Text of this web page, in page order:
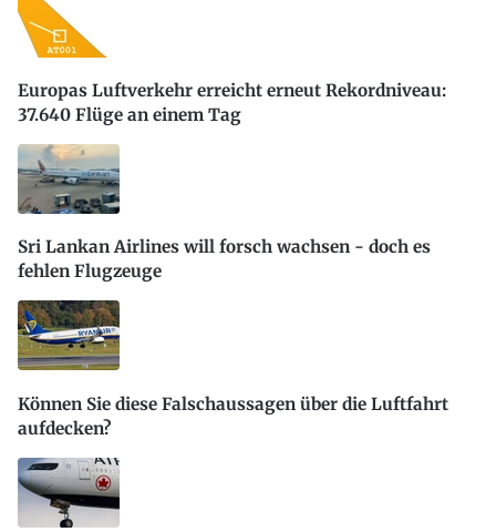
Europas Luftverkehr erreicht erneut Rekordniveau:
37.640 Flüge an einem Tag
Sri Lankan Airlines will forsch wachsen - doch es
fehlen Flugzeuge
Können Sie diese Falschaussagen über die Luftfahrt
aufdecken?